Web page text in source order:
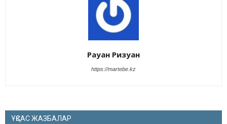
Рауан Ризуан
https://martebe.kz
ҰҚСАС ЖАЗБАЛАР